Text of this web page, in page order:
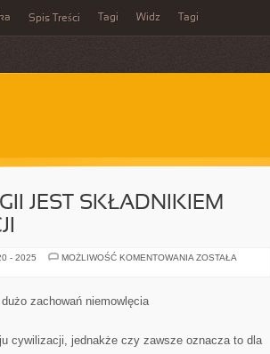
Spis Treści Tagi Widz Tagi
JEST SKŁADNIKIEM
- 2025 MOŻLIWOŚĆ KOMENTOWANIA ROZKWIT
ZOSTAŁA
zachowań niemowlęcia
cywilizacji, jednakże czy zawsze oznacza to dla